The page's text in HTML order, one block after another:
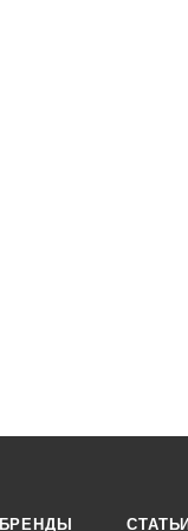
БРЕНДЫ СТАТЬИ